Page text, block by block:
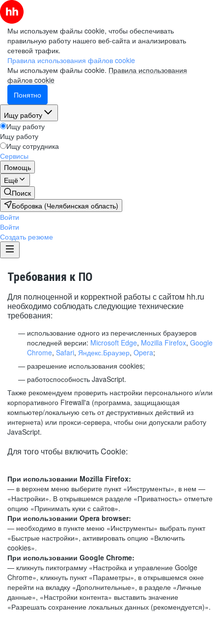
Мы используем файлы cookie, чтобы обеспечивать
правильную работу нашего веб-сайта и анализировать
сетевой трафик.
Правила использования файлов cookie
Мы используем файлы cookie. Правила использования
файлов cookie
Понятно
Ищу работу
Ищу работу
Ищу работу
Ищу сотрудника
Сервисы
Помощь
Ещё
Поиск
Бобровка (Челябинская область)
Войти
Войти
Создать резюме
Требования к ПО
Для полноценной и корректной работы с сайтом hh.ru
необходимо соблюдать следующие технические
требования:
использование одного из перечисленных браузеров
последней версии: Microsoft Edge, Mozilla Firefox, Google
Chrome, Safari, Яндекс.Браузер, Opera;
разрешение использования cookies;
работоспособность JavaScript.
Также рекомендуем проверить настройки персонального и/или
корпоративного Firewall'a (программа, защищающая
компьютер/локальную сеть от деструктивных действий из
интернета) или прокси-сервера, чтобы они допускали работу
JavaScript.
Для того чтобы включить Cookie:
При использовании Mozilla Firefox:
— в верхнем меню выберите пункт «Инструменты», в нем —
«Настройки». В открывшемся разделе «Приватность» отметьте
опцию «Принимать куки с сайтов».
При использовании Opera browser:
— необходимо в пункте меню «Инструменты» выбрать пункт
«Быстрые настройки», активировать опцию «Включить
cookies».
При использовании Google Chrome:
— кликнуть пиктограмму «Настройка и управление Goolge
Chrome», кликнуть пункт «Параметры», в открывшемся окне
перейти на вкладку «Дополнительные», в разделе «Личные
данные», «Настройки контента» выставить значение
«Разрешать сохранение локальных данных (рекомендуется)».